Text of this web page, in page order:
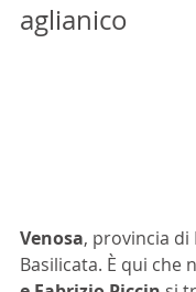
aglianico
Venosa, provincia di
Basilicata. È qui che